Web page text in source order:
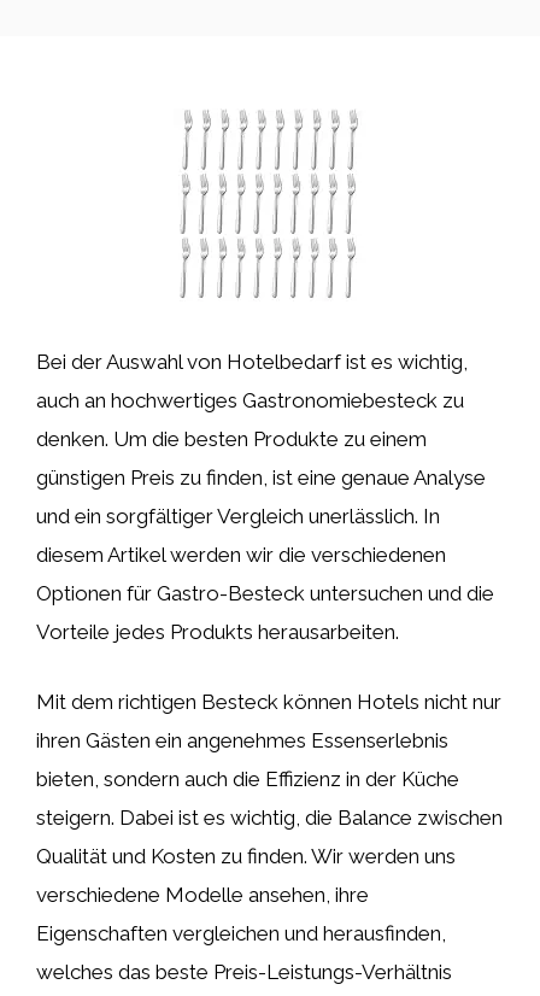
Bei der Auswahl von Hotelbedarf ist es wichtig,
auch an hochwertiges Gastronomiebesteck zu
denken. Um die besten Produkte zu einem
günstigen Preis zu finden, ist eine genaue Analyse
und ein sorgfältiger Vergleich unerlässlich. In
diesem Artikel werden wir die verschiedenen
Optionen für Gastro-Besteck untersuchen und die
Vorteile jedes Produkts herausarbeiten.
Mit dem richtigen Besteck können Hotels nicht nur
ihren Gästen ein angenehmes Essenserlebnis
bieten, sondern auch die Effizienz in der Küche
steigern. Dabei ist es wichtig, die Balance zwischen
Qualität und Kosten zu finden. Wir werden uns
verschiedene Modelle ansehen, ihre
Eigenschaften vergleichen und herausfinden,
welches das beste Preis-Leistungs-Verhältnis